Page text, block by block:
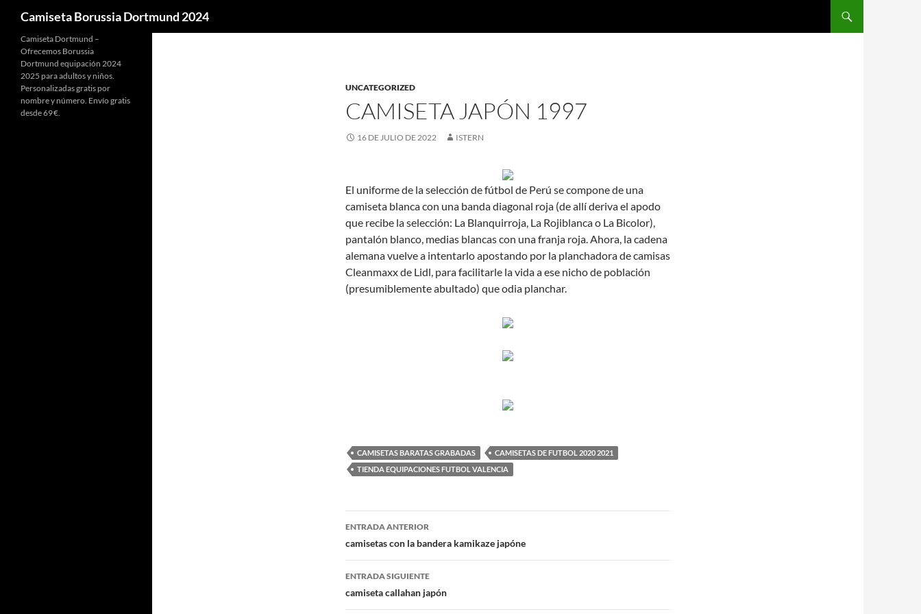
Camiseta Borussia Dortmund 2024
UNCATEGORIZED
CAMISETA JAPÓN 1997
16 DE JULIO DE 2022 ISTERN
El uniforme de la selección de fútbol de Perú se compone de una
camiseta blanca con una banda diagonal roja (de allí deriva el apodo
que recibe la selección: La Blanquirroja, La Rojiblanca o La Bicolor),
pantalón blanco, medias blancas con una franja roja. Ahora, la cadena
alemana vuelve a intentarlo apostando por la planchadora de camisas
Cleanmaxx de Lidl, para facilitarle la vida a ese nicho de población
(presumiblemente abultado) que odia planchar.
CAMISETAS BARATAS GRABADAS
CAMISETAS DE FUTBOL 2020 2021
TIENDA EQUIPACIONES FUTBOL VALENCIA
Navegación
de
entradas
ENTRADA ANTERIOR
camisetas con la bandera kamikaze japóne
ENTRADA SIGUIENTE
camiseta callahan japón
Camiseta Dortmund –
Ofrecemos Borussia
Dortmund equipación 2024
2025 para adultos y niños.
Personalizadas gratis por
nombre y número. Envío gratis
desde 69 €.